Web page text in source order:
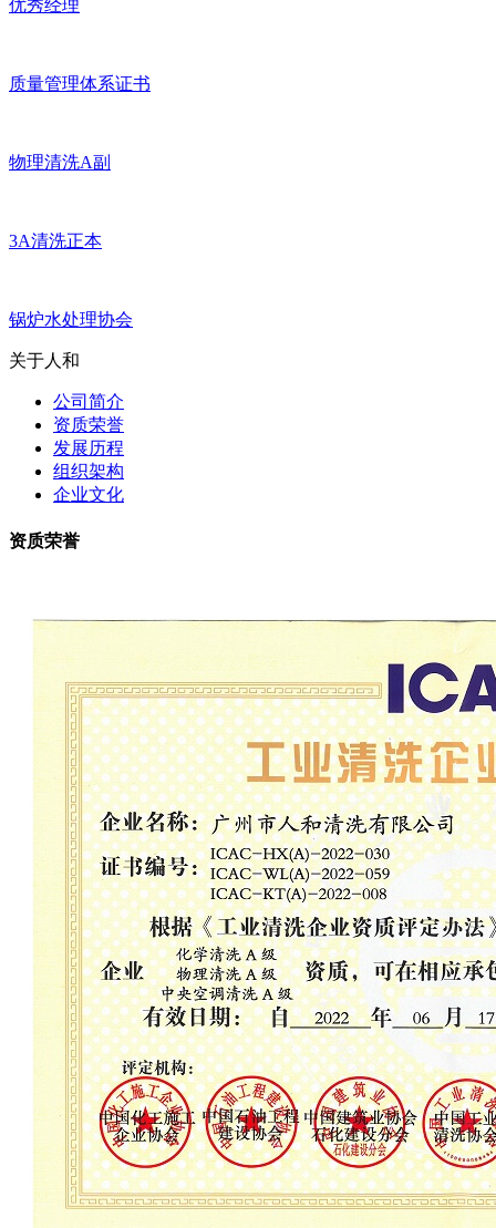
优秀经理
质量管理体系证书
物理清洗A副
3A清洗正本
锅炉水处理协会
关于人和
公司简介
资质荣誉
发展历程
组织架构
企业文化
资质荣誉